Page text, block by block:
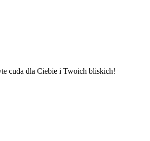
cuda dla Ciebie i Twoich bliskich!